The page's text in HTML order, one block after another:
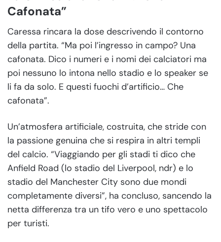
Cafonata”
Caressa rincara la dose descrivendo il contorno
della partita. “Ma poi l’ingresso in campo? Una
cafonata. Dico i numeri e i nomi dei calciatori ma
poi nessuno lo intona nello stadio e lo speaker se
li fa da solo. E questi fuochi d’artificio… Che
cafonata”.
Un’atmosfera artificiale, costruita, che stride con
la passione genuina che si respira in altri templi
del calcio. “Viaggiando per gli stadi ti dico che
Anfield Road (lo stadio del Liverpool, ndr) e lo
stadio del Manchester City sono due mondi
completamente diversi”, ha concluso, sancendo la
netta differenza tra un tifo vero e uno spettacolo
per turisti.